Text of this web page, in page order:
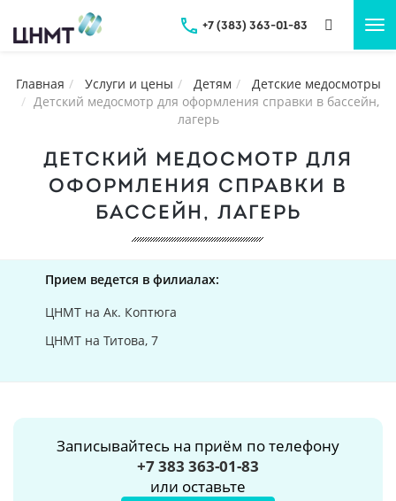
+7 (383) 363-01-83
Главная Услуги и цены Детям
Детские медосмотры
Детский медосмотр для оформления справки в бассейн,
лагерь
ДЕТСКИЙ МЕДОСМОТР ДЛЯ
ОФОРМЛЕНИЯ СПРАВКИ В
БАССЕЙН, ЛАГЕРЬ
Прием ведется в филиалах:
ЦНМТ на Ак. Коптюга
ЦНМТ на Титова, 7
Записывайтесь на приём по телефону
+7 383 363-01-83
или оставьте